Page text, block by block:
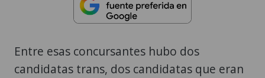
Entre esas concursantes hubo dos
candidatas trans, dos candidatas que eran